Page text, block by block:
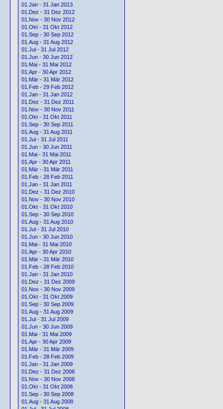
01.Jan - 31 Jan 2013
01.Dez - 31 Dez 2012
01.Nov - 30 Nov 2012
01.Okt - 31 Okt 2012
01.Sep - 30 Sep 2012
01.Aug - 31 Aug 2012
01.Jul - 31 Jul 2012
01.Jun - 30 Jun 2012
01.Mai - 31 Mai 2012
01.Apr - 30 Apr 2012
01.Mär - 31 Mär 2012
01.Feb - 29 Feb 2012
01.Jan - 31 Jan 2012
01.Dez - 31 Dez 2011
01.Nov - 30 Nov 2011
01.Okt - 31 Okt 2011
01.Sep - 30 Sep 2011
01.Aug - 31 Aug 2011
01.Jul - 31 Jul 2011
01.Jun - 30 Jun 2011
01.Mai - 31 Mai 2011
01.Apr - 30 Apr 2011
01.Mär - 31 Mär 2011
01.Feb - 28 Feb 2011
01.Jan - 31 Jan 2011
01.Dez - 31 Dez 2010
01.Nov - 30 Nov 2010
01.Okt - 31 Okt 2010
01.Sep - 30 Sep 2010
01.Aug - 31 Aug 2010
01.Jul - 31 Jul 2010
01.Jun - 30 Jun 2010
01.Mai - 31 Mai 2010
01.Apr - 30 Apr 2010
01.Mär - 31 Mär 2010
01.Feb - 28 Feb 2010
01.Jan - 31 Jan 2010
01.Dez - 31 Dez 2009
01.Nov - 30 Nov 2009
01.Okt - 31 Okt 2009
01.Sep - 30 Sep 2009
01.Aug - 31 Aug 2009
01.Jul - 31 Jul 2009
01.Jun - 30 Jun 2009
01.Mai - 31 Mai 2009
01.Apr - 30 Apr 2009
01.Mär - 31 Mär 2009
01.Feb - 28 Feb 2009
01.Jan - 31 Jan 2009
01.Dez - 31 Dez 2008
01.Nov - 30 Nov 2008
01.Okt - 31 Okt 2008
01.Sep - 30 Sep 2008
01.Aug - 31 Aug 2008